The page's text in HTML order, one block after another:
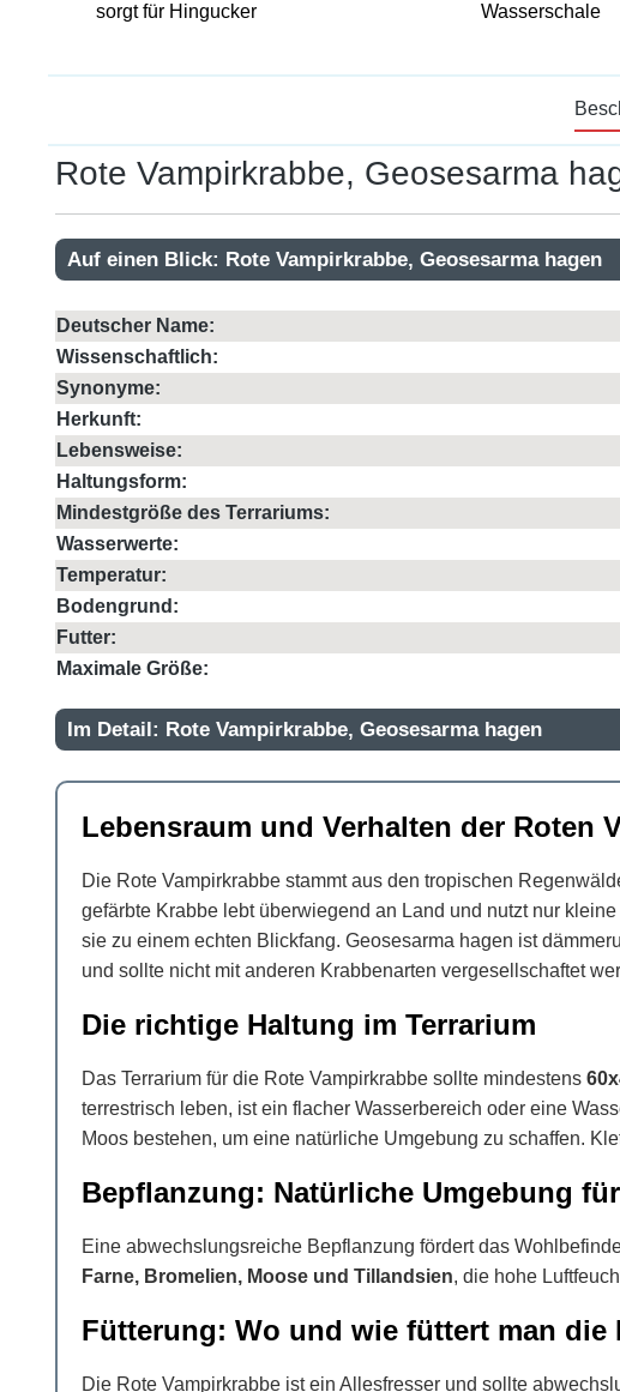
sorgt für Hingucker
Wasserschale
Rote Vampirkrabbe, Geosesarma
Auf einen Blick: Rote Vampirkrabbe, Geosesarma hagen
Deutscher Name:
Wissenschaftlich:
Synonyme:
Herkunft:
Lebensweise:
Haltungsform:
Mindestgröße des Terrariums:
Wasserwerte:
Temperatur:
Bodengrund:
Futter:
Maximale Größe:
Im Detail: Rote Vampirkrabbe, Geosesarma hagen
Lebensraum und Verhalten der Roten
Die Rote Vampirkrabbe stammt aus den tropischen
gefärbte Krabbe lebt überwiegend an Land und nutzt nur
sie zu einem echten Blickfang. Geosesarma hagen ist
und sollte nicht mit anderen Krabbenarten vergesellschaftet
Die richtige Haltung im Terrarium
Das Terrarium für die Rote Vampirkrabbe sollte mindestens
terrestrisch leben, ist ein flacher Wasserbereich oder eine
Moos bestehen, um eine natürliche Umgebung zu schaffen.
Bepflanzung: Natürliche Umgebung
Eine abwechslungsreiche Bepflanzung fördert das
Farne, Bromelien, Moose und Tillandsien, die hohe
Fütterung: Wo und wie füttert man die
Die Rote Vampirkrabbe ist ein Allesfresser und sollte